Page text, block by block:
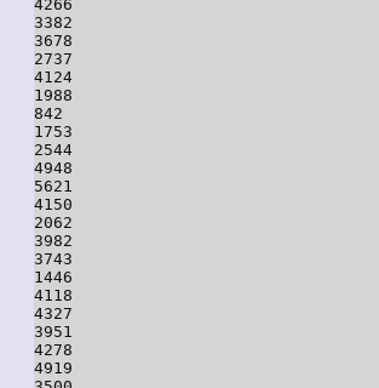
4266
3382
3678
2737
4124
1988
842
1753
2544
4948
5621
4150
2062
3982
3743
1446
4118
4327
3951
4278
4919